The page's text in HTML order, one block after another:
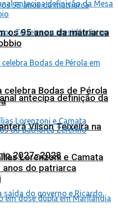
antecipa definição da
Vilson Teixeira na
2027–2028
os 95 anos da matriarca
celebra Bodas de Pérola
Lorenzoni e Camata
do patriarca